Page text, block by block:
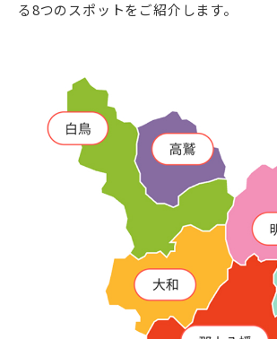
る8つのスポットをご紹介します。